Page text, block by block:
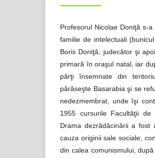
Profesorul Nicolae Doniţă s-
familie de intelectuali
Boris Doniţă, judecător şi
primară în oraşul natal, iar
părţi însemnate din
părăseşte Basarabia şi se
nedezmembrat, unde îşi
1955 cursurile Facultăţii de
Drama dezrădăcinării a fost
cauza originii sale sociale,
din calea comunismului,